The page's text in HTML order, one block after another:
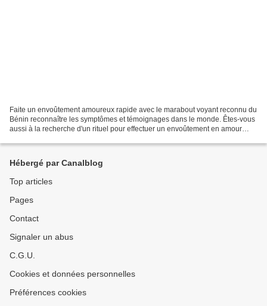
Faite un envoûtement amoureux rapide avec le marabout voyant reconnu du
Bénin reconnaître les symptômes et témoignages dans le monde. Êtes-vous
aussi à la recherche d'un rituel pour effectuer un envoûtement en amour
Hébergé par Canalblog
Top articles
Pages
Contact
Signaler un abus
C.G.U.
Cookies et données personnelles
Préférences cookies